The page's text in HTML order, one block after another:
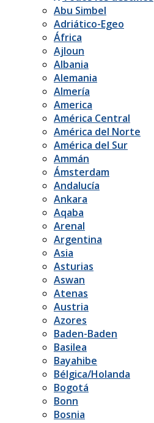
Abu Simbel
Adriático-Egeo
África
Ajloun
Albania
Alemania
Almería
America
América Central
América del Norte
América del Sur
Ammán
Ámsterdam
Andalucía
Ankara
Aqaba
Arenal
Argentina
Asia
Asturias
Aswan
Atenas
Austria
Azores
Baden-Baden
Basilea
Bayahibe
Bélgica/Holanda
Bogotá
Bonn
Bosnia